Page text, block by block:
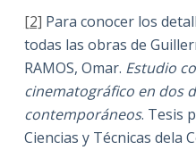
[2] Para conocer los
todas las obras de
RAMOS, Omar. Estudio
cinematográfico en dos
contemporáneos. Tesis
Ciencias y Técnicas dela